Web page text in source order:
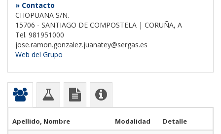
» Contacto
CHOPUANA S/N.
15706 - SANTIAGO DE COMPOSTELA | CORUÑA, A
Tel. 981951000
jose.ramon.gonzalez.juanatey@sergas.es
Web del Grupo
Apellido, Nombre Modalidad
Detalle